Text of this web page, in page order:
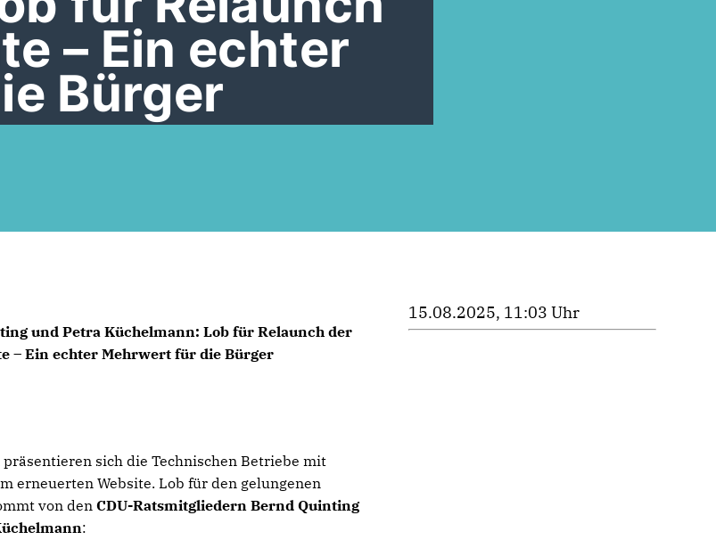
– Ein echter
Bürger
und Petra Küchelmann: Lob für Relaunch der
– Ein echter Mehrwert für die Bürger
präsentieren sich die Technischen Betriebe mit
erneuerten Website. Lob für den gelungenen
von denCDU-Ratsmitgliedern Bernd Quinting
:
15.08.2025, 11:03 Uhr